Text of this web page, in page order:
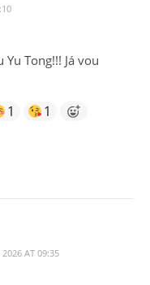
Tong!!! Já vou
1 1
2026 AT 09:35